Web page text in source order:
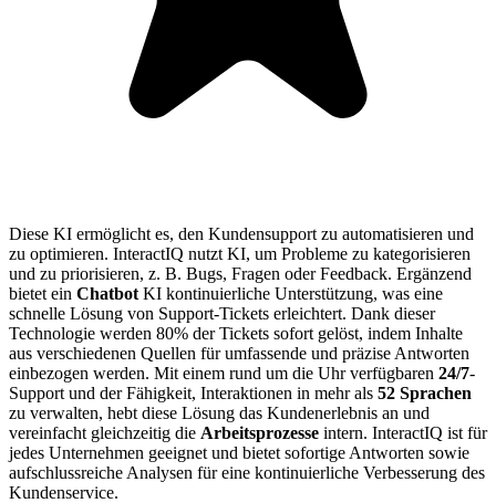
Diese KI ermöglicht es, den Kundensupport zu automatisieren und
zu optimieren. InteractIQ nutzt KI, um Probleme zu kategorisieren
und zu priorisieren, z. B. Bugs, Fragen oder Feedback. Ergänzend
bietet ein Chatbot KI kontinuierliche Unterstützung, was eine
schnelle Lösung von Support-Tickets erleichtert. Dank dieser
Technologie werden 80% der Tickets sofort gelöst, indem Inhalte
aus verschiedenen Quellen für umfassende und präzise Antworten
einbezogen werden. Mit einem rund um die Uhr verfügbaren 24/7-
Support und der Fähigkeit, Interaktionen in mehr als 52 Sprachen
zu verwalten, hebt diese Lösung das Kundenerlebnis an und
vereinfacht gleichzeitig die Arbeitsprozesse intern. InteractIQ ist für
jedes Unternehmen geeignet und bietet sofortige Antworten sowie
aufschlussreiche Analysen für eine kontinuierliche Verbesserung des
Kundenservice.